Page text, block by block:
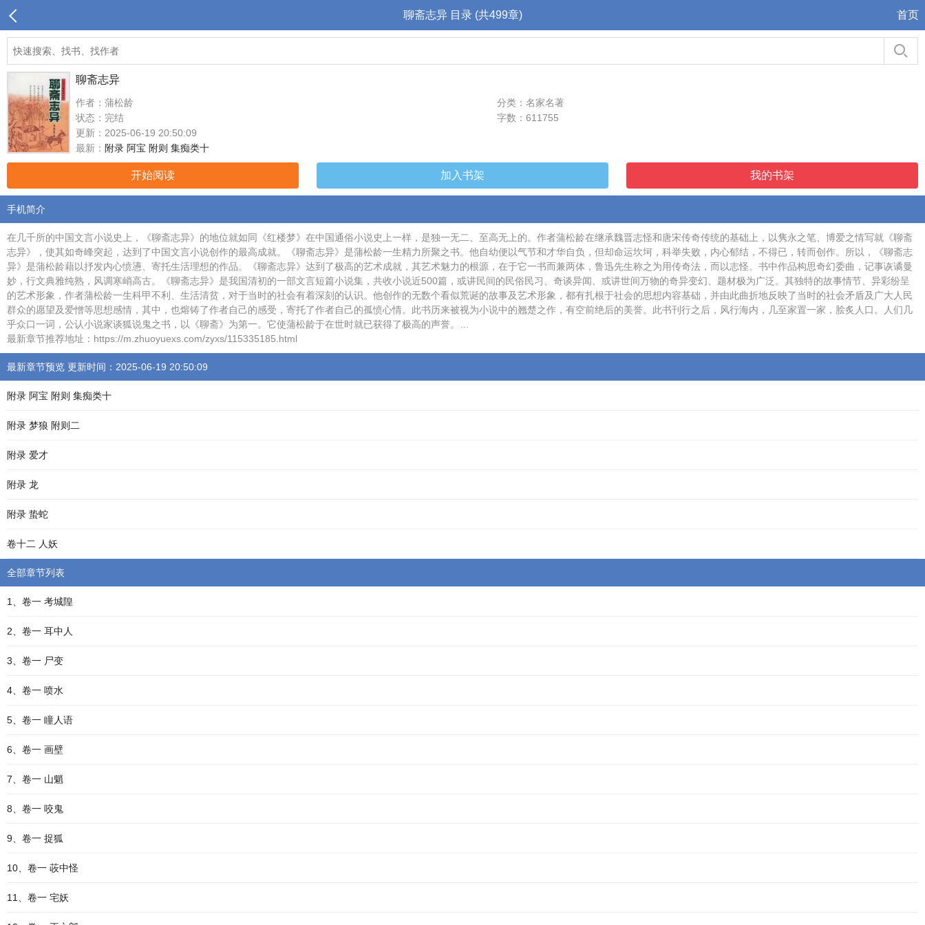
聊斋志异 目录 (共499章) 首页
聊斋志异
作者：蒲松龄
分类：名家名著
状态：完结
字数：611755
更新：2025-06-19 20:50:09
最新： 附录 阿宝 附则 集痴类十
开始阅读 加入书架 我的书架
手机简介
在几千所的中国文言小说史上，《聊斋志异》的地位就如同《红楼梦》在中国通俗小说史上一样，是独一无二、至高无上的。作者蒲松龄在继承魏晋志怪和唐宋传奇传统的基础上，以隽永之笔、博爱之情写就《聊斋
志异》，使其如奇峰突起，达到了中国文言小说创作的最高成就。《聊斋志异》是蒲松龄一生精力所聚之书。他自幼便以气节和才华自负，但却命运坎坷，科举失败，内心郁结，不得已，转而创作。所以，《聊斋志
异》是蒲松龄藉以抒发内心愤懑、寄托生活理想的作品。《聊斋志异》达到了极高的艺术成就，其艺术魅力的根源，在于它一书而兼两体，鲁迅先生称之为用传奇法，而以志怪。书中作品构思奇幻委曲，记事诙谲曼
妙，行文典雅纯熟，风调寒峭高古。《聊斋志异》是我国清初的一部文言短篇小说集，共收小说近500篇，或讲民间的民俗民习、奇谈异闻、或讲世间万物的奇异变幻、题材极为广泛。其独特的故事情节、异彩纷呈
的艺术形象，作者蒲松龄一生科甲不利、生活清贫，对于当时的社会有着深刻的认识。他创作的无数个看似荒诞的故事及艺术形象，都有扎根于社会的思想内容基础，并由此曲折地反映了当时的社会矛盾及广大人民
群众的愿望及爱憎等思想感情，其中，也熔铸了作者自己的感受，寄托了作者自己的孤愤心情。此书历来被视为小说中的翘楚之作，有空前绝后的美誉。此书刊行之后，风行海内，几至家置一家，脍炙人口。人们几
乎众口一词，公认小说家谈狐说鬼之书，以《聊斋》为第一。它使蒲松龄于在世时就已获得了极高的声誉。…
最新章节推荐地址：https://m.zhuoyuexs.com/zyxs/115335185.html
最新章节预览 更新时间：2025-06-19 20:50:09
附录 阿宝 附则 集痴类十
附录 梦狼 附则二
附录 爱才
附录 龙
附录 蛰蛇
卷十二 人妖
全部章节列表
1、卷一 考城隍
2、卷一 耳中人
3、卷一 尸变
4、卷一 喷水
5、卷一 瞳人语
6、卷一 画壁
7、卷一 山魈
8、卷一 咬鬼
9、卷一 捉狐
10、卷一 荍中怪
11、卷一 宅妖